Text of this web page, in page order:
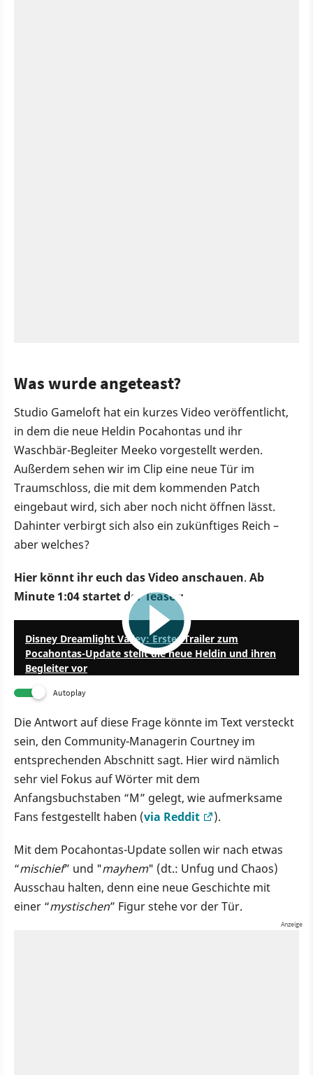
Was wurde angeteast?
Studio Gameloft hat ein kurzes Video veröffentlicht,
in dem die neue Heldin Pocahontas und ihr
Waschbär-Begleiter Meeko vorgestellt werden.
Außerdem sehen wir im Clip eine neue Tür im
Traumschloss, die mit dem kommenden Patch
eingebaut wird, sich aber noch nicht öffnen lässt.
Dahinter verbirgt sich also ein zukünftiges Reich –
aber welches?
Hier könnt ihr euch das Video anschauen. Ab
Minute 1:04 startet der Teaser:
Disney Dreamlight Valley: Erster Trailer zum
Pocahontas-Update stellt die neue Heldin und ihren
Begleiter vor
Autoplay
Die Antwort auf diese Frage könnte im Text versteckt
sein, den Community-Managerin Courtney im
entsprechenden Abschnitt sagt. Hier wird nämlich
sehr viel Fokus auf Wörter mit dem
Anfangsbuchstaben “M” gelegt, wie aufmerksame
Fans festgestellt haben (via Reddit ).
Mit dem Pocahontas-Update sollen wir nach etwas
“mischief” und "mayhem" (dt.: Unfug und Chaos)
Ausschau halten, denn eine neue Geschichte mit
einer “mystischen” Figur stehe vor der Tür.